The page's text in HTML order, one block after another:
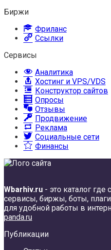
Биржи
Фриланс
Ссылки
Сервисы
Аналитика
Хостинг и VPS/VDS
Конструктор сайтов
Опросы
Отзывы
Продвижение
Реклама
Социальные сети
Финансы
Wbarhiv.ru - это каталог где
сервисы, биржы, боты,
для удобной работы в
panda.ru
Публикации